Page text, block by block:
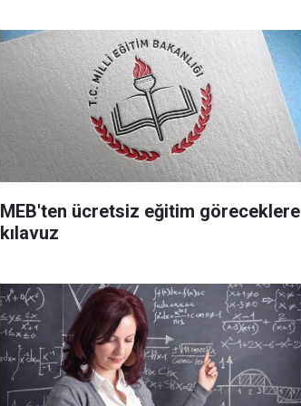
MEB'ten ücretsiz eğitim göreceklere
kılavuz